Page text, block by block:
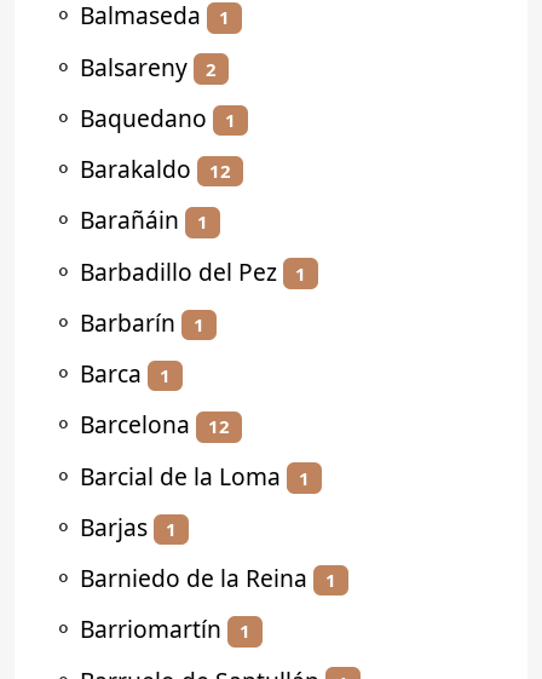
⚬ Balmaseda 1
⚬ Balsareny 2
⚬ Baquedano 1
⚬ Barakaldo 12
⚬ Barañáin 1
⚬ Barbadillo del Pez 1
⚬ Barbarín 1
⚬ Barca 1
⚬ Barcelona 12
⚬ Barcial de la Loma 1
⚬ Barjas 1
⚬ Barniedo de la Reina 1
⚬ Barriomartín 1